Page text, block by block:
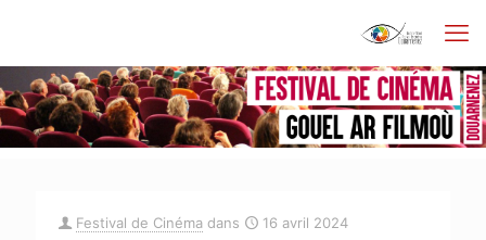
Festival de Cinéma dans 16 avril 2024